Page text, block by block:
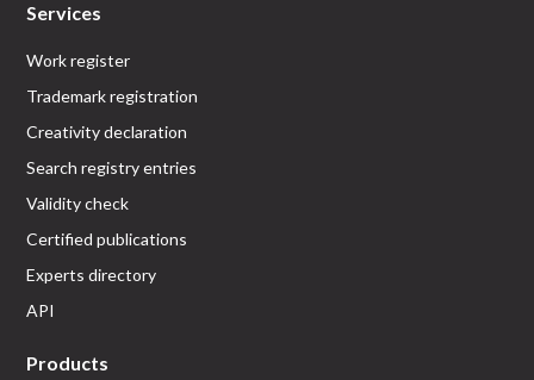
Services
Work register
Trademark registration
Creativity declaration
Search registry entries
Validity check
Certified publications
Experts directory
API
Products